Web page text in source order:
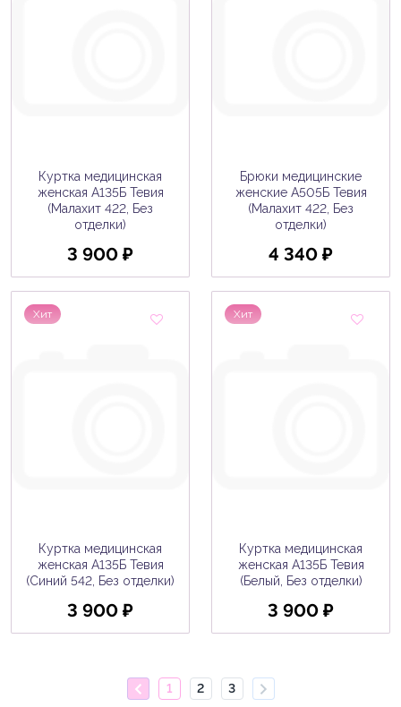
Куртка медицинская
женская A135Б Тевия
(Малахит 422, Без
отделки)
3 900 ₽
Брюки медицинские
женские A505Б Тевия
(Малахит 422, Без
отделки)
4 340 ₽
Хит
Куртка медицинская
женская A135Б Тевия
(Синий 542, Без отделки)
3 900 ₽
Хит
Куртка медицинская
женская A135Б Тевия
(Белый, Без отделки)
3 900 ₽
1 2 3